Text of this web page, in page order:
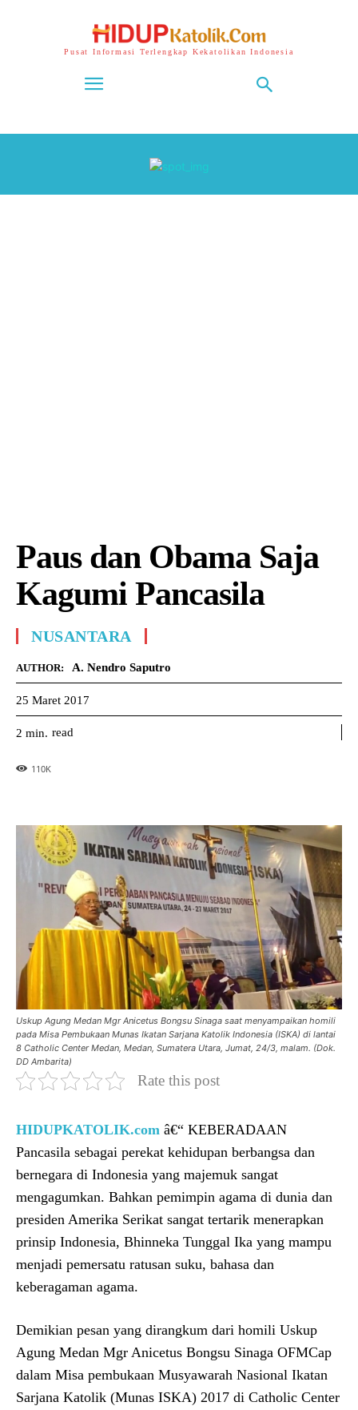
Pusat Informasi Terlengkap Kekatolikan Indonesia
Paus dan Obama Saja
Kagumi Pancasila
NUSANTARA
AUTHOR: A. Nendro Saputro
25 Maret 2017
2 min. read
110K
Uskup Agung Medan Mgr Anicetus Bongsu Sinaga saat menyampaikan homili
pada Misa Pembukaan Munas Ikatan Sarjana Katolik Indonesia (ISKA) di lantai
8 Catholic Center Medan, Medan, Sumatera Utara, Jumat, 24/3, malam. (Dok.
DD Ambarita)
Rate this post
HIDUPKATOLIK.com â€“ KEBERADAAN
Pancasila sebagai perekat kehidupan berbangsa dan
bernegara di Indonesia yang majemuk sangat
mengagumkan. Bahkan pemimpin agama di dunia dan
presiden Amerika Serikat sangat tertarik menerapkan
prinsip Indonesia, Bhinneka Tunggal Ika yang mampu
menjadi pemersatu ratusan suku, bahasa dan
keberagaman agama.
Demikian pesan yang dirangkum dari homili Uskup
Agung Medan Mgr Anicetus Bongsu Sinaga OFMCap
dalam Misa pembukaan Musyawarah Nasional Ikatan
Sarjana Katolik (Munas ISKA) 2017 di Catholic Center